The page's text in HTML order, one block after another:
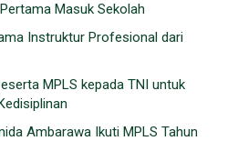
Masuk Sekolah
Instruktur Profesional dari
MPLS kepada TNI untuk
Ambarawa Ikuti MPLS Tahun